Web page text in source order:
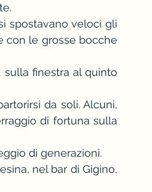
spostavano veloci gli
con le grosse bocche
sulla finestra al quinto
da soli. Alcuni,
di fortuna sulla
di generazioni.
nel bar di Gigino,